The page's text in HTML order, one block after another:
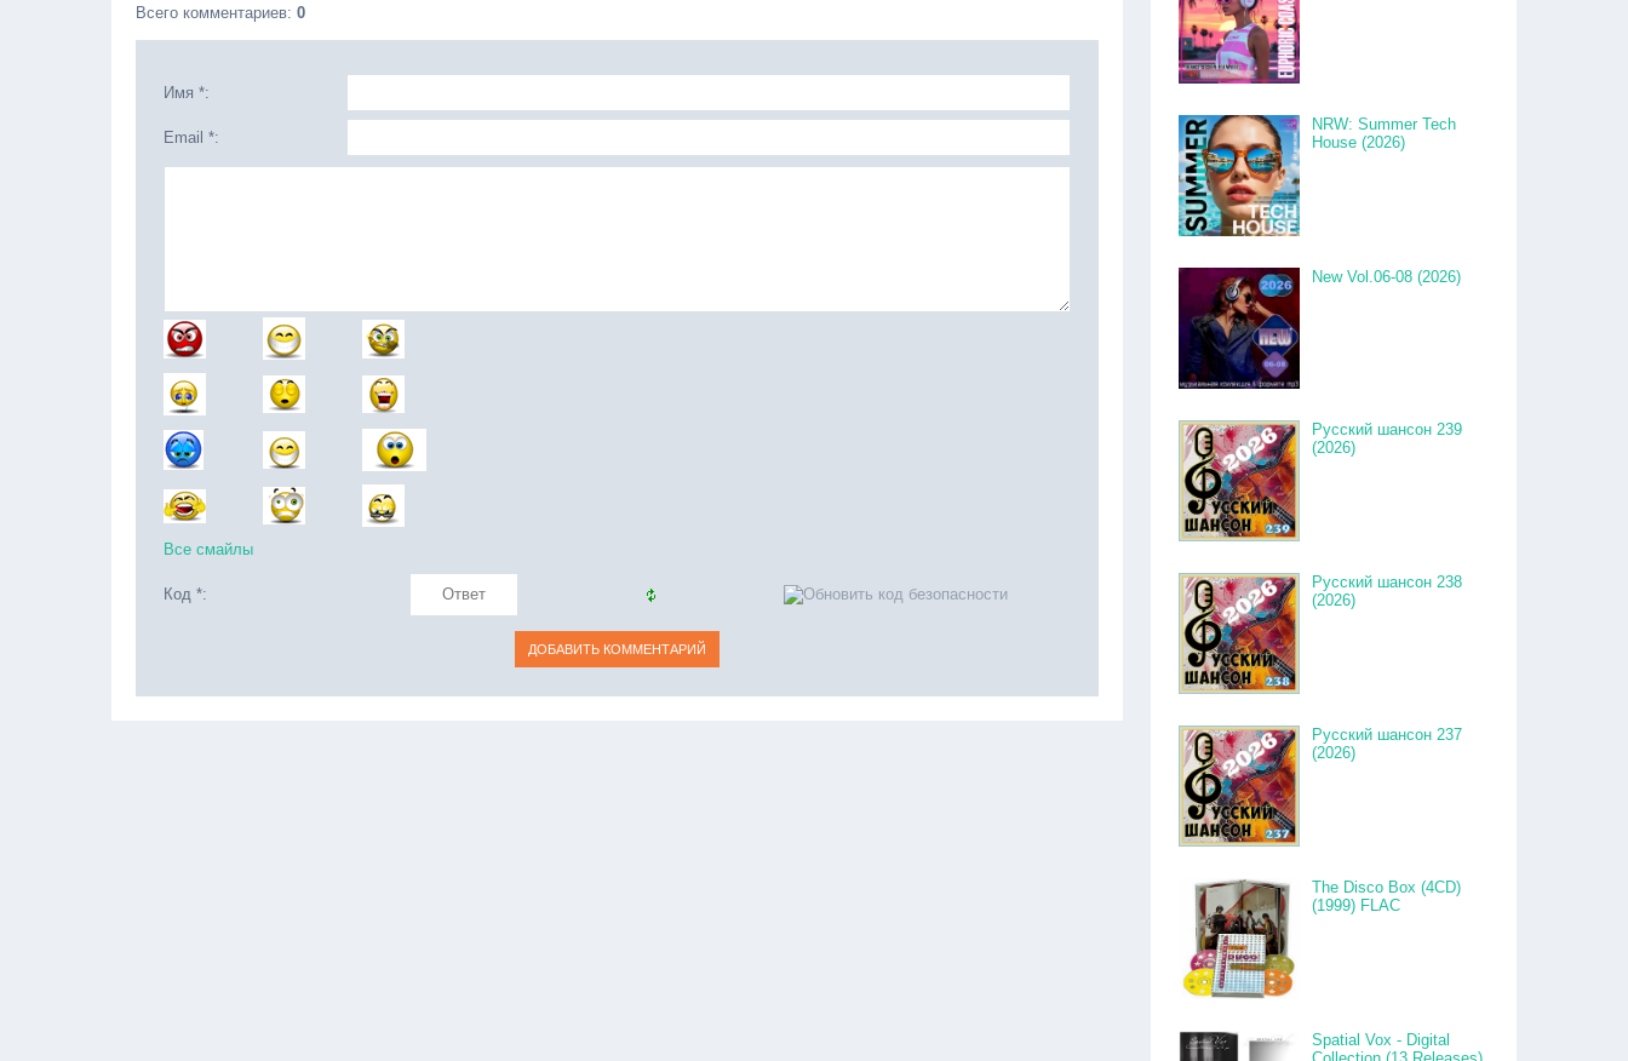
Всего комментариев: 0
Имя *:
Email *:
Все смайлы
Код *:
NRW: Summer Tech
House (2026)
New Vol.06-08 (2026)
Русский шансон 239
(2026)
Русский шансон 238
(2026)
Русский шансон 237
(2026)
The Disco Box (4CD)
(1999) FLAC
Spatial Vox - Digital